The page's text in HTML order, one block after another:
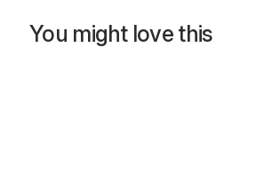
You might love this